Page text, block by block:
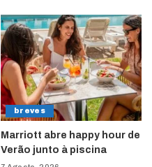
breves
Marriott abre happy hour de
Verão junto à piscina